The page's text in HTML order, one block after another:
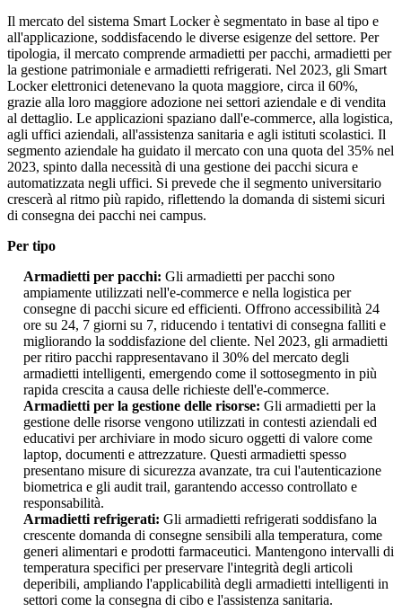
Il mercato del sistema Smart Locker è segmentato in base al tipo e
all'applicazione, soddisfacendo le diverse esigenze del settore. Per
tipologia, il mercato comprende armadietti per pacchi, armadietti per
la gestione patrimoniale e armadietti refrigerati. Nel 2023, gli Smart
Locker elettronici detenevano la quota maggiore, circa il 60%,
grazie alla loro maggiore adozione nei settori aziendale e di vendita
al dettaglio. Le applicazioni spaziano dall'e-commerce, alla logistica,
agli uffici aziendali, all'assistenza sanitaria e agli istituti scolastici. Il
segmento aziendale ha guidato il mercato con una quota del 35% nel
2023, spinto dalla necessità di una gestione dei pacchi sicura e
automatizzata negli uffici. Si prevede che il segmento universitario
crescerà al ritmo più rapido, riflettendo la domanda di sistemi sicuri
di consegna dei pacchi nei campus.
Per tipo
Armadietti per pacchi: Gli armadietti per pacchi sono
ampiamente utilizzati nell'e-commerce e nella logistica per
consegne di pacchi sicure ed efficienti. Offrono accessibilità 24
ore su 24, 7 giorni su 7, riducendo i tentativi di consegna falliti e
migliorando la soddisfazione del cliente. Nel 2023, gli armadietti
per ritiro pacchi rappresentavano il 30% del mercato degli
armadietti intelligenti, emergendo come il sottosegmento in più
rapida crescita a causa delle richieste dell'e-commerce.
Armadietti per la gestione delle risorse: Gli armadietti per la
gestione delle risorse vengono utilizzati in contesti aziendali ed
educativi per archiviare in modo sicuro oggetti di valore come
laptop, documenti e attrezzature. Questi armadietti spesso
presentano misure di sicurezza avanzate, tra cui l'autenticazione
biometrica e gli audit trail, garantendo accesso controllato e
responsabilità.
Armadietti refrigerati: Gli armadietti refrigerati soddisfano la
crescente domanda di consegne sensibili alla temperatura, come
generi alimentari e prodotti farmaceutici. Mantengono intervalli di
temperatura specifici per preservare l'integrità degli articoli
deperibili, ampliando l'applicabilità degli armadietti intelligenti in
settori come la consegna di cibo e l'assistenza sanitaria.